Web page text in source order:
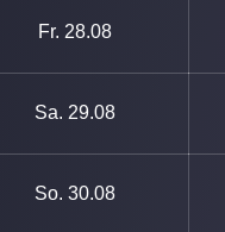
Fr. 28.08
Sa. 29.08
So. 30.08